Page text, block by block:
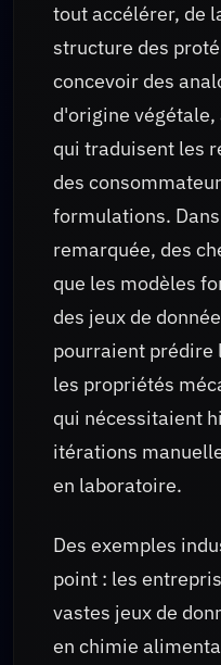
tout accélérer, de
structure des
concevoir des
d'origine végétale,
qui traduisent les
des
formulations.
remarquée, des
que les modèles
des jeux de
pourraient prédire
les propriétés
qui nécessitaient
itérations
en laboratoire.
Des exemples
point : les
vastes jeux de
en chimie